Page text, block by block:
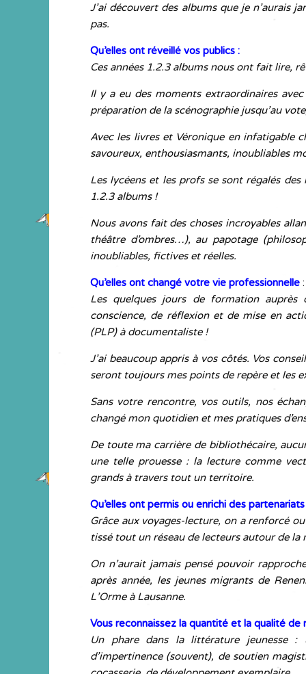
J’ai découvert des albums que je n’aurais
pas.
Qu’elles ont réveillé vos publics :
Ces années 1.2.3 albums nous ont fait lire,
Il y a eu des moments extraordinaires
préparation de la scénographie jusqu’au
Avec les livres et Véronique en infatigable
savoureux, enthousiasmants, inoubliables
Les lycéens et les profs se sont régalés
1.2.3 albums !
Nous avons fait des choses incroyables
théâtre d’ombres…), au papotage
inoubliables, fictives et réelles.
Qu’elles ont changé votre vie professionnelle :
Les quelques jours de formation
conscience, de réflexion et de mise en
(PLP) à documentaliste !
J’ai beaucoup appris à vos côtés. Vos
seront toujours mes points de repère et les
Sans votre rencontre, vos outils, nos
changé mon quotidien et mes pratiques
De toute ma carrière de bibliothécaire,
une telle prouesse : la lecture comme
grands à travers tout un territoire.
Qu’elles ont permis ou enrichi des
Grâce aux voyages-lecture, on a renforcé
tissé tout un réseau de lecteurs autour de la
On n’aurait jamais pensé pouvoir
après année, les jeunes migrants de
L’Orme à Lausanne.
Vous reconnaissez la quantité et la qualité de
Un phare dans la littérature jeunesse :
d’impertinence (souvent), de soutien